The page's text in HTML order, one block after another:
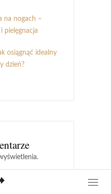
na nogach –
pielęgnacja
osiągnąć idealny
dzień?